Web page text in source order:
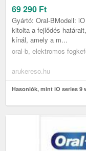
69 290 Ft
Gyártó: Oral-BModell:
kitolta a fejlődés
kínál, amely a m...
oral-b, elektromos
arukereso.hu
Hasonlók, mint iO series 9